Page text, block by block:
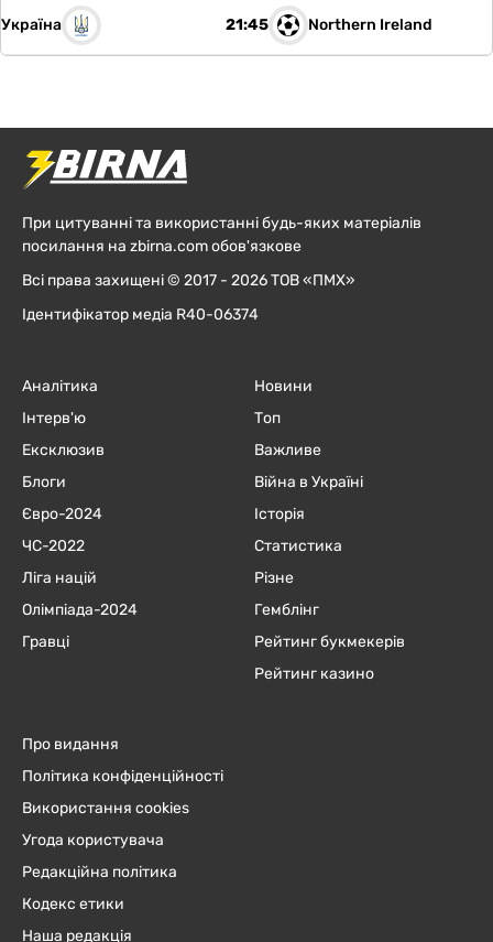
Україна 21:45 Northern Ireland
При цитуванні та використанні будь-яких матеріалів
посилання на zbirna.com обов'язкове
Всі права захищені © 2017 - 2026 ТОВ «ПМХ»
Ідентифікатор медіа R40-06374
Аналітика
Інтерв'ю
Ексклюзив
Блоги
Євро-2024
ЧC-2022
Ліга націй
Олімпіада-2024
Гравці
Новини
Топ
Важливе
Війна в Україні
Історія
Статистика
Різне
Гемблінг
Рейтинг букмекерів
Рейтинг казино
Про видання
Політика конфіденційності
Використання cookies
Угода користувача
Редакційна політика
Кодекс етики
Наша редакція